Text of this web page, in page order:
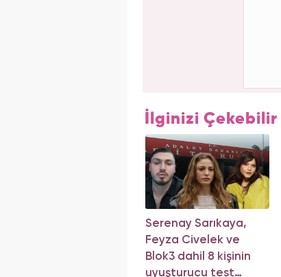
İlginizi Çekebilir
Serenay Sarıkaya,
Feyza Civelek ve
Blok3 dahil 8 kişinin
uyuşturucu test